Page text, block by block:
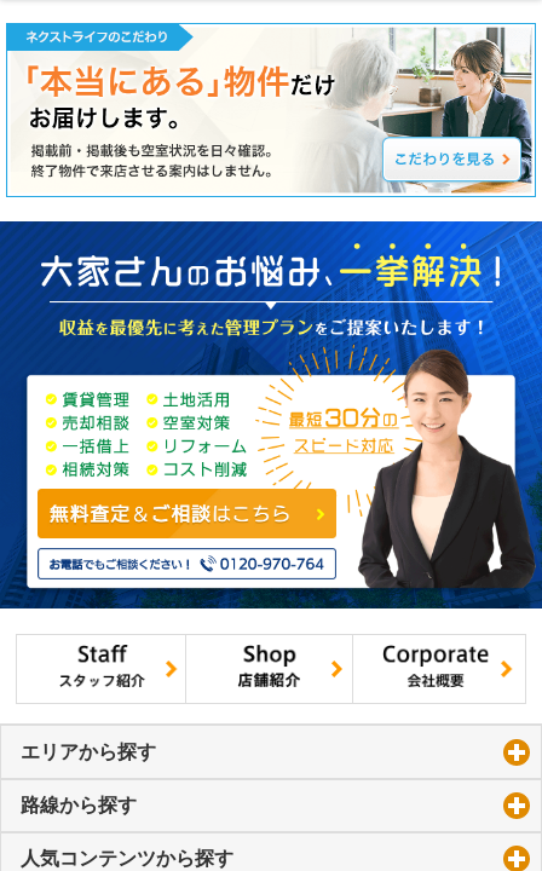
エリアから探す
路線から探す
人気コンテンツから探す